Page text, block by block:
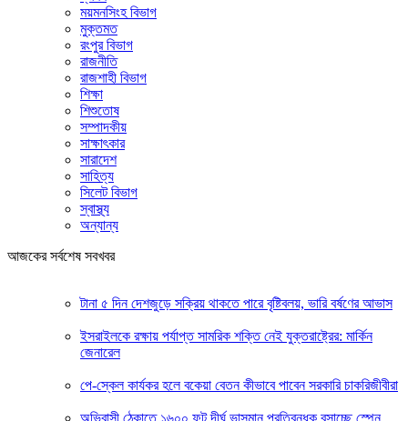
ময়মনসিংহ বিভাগ
মুক্তমত
রংপুর বিভাগ
রাজনীতি
রাজশাহী বিভাগ
শিক্ষা
শিশুতোষ
সম্পাদকীয়
সাক্ষাৎকার
সারাদেশ
সাহিত্য
সিলেট বিভাগ
স্বাস্থ্য
অন্যান্য
আজকের সর্বশেষ সবখবর
টানা ৫ দিন দেশজুড়ে সক্রিয় থাকতে পারে বৃষ্টিবলয়, ভারি বর্ষণের আভাস
ইসরাইলকে রক্ষায় পর্যাপ্ত সামরিক শক্তি নেই যুক্তরাষ্ট্রের: মার্কিন
জেনারেল
পে-স্কেল কার্যকর হলে বকেয়া বেতন কীভাবে পাবেন সরকারি চাকরিজীবীরা
অভিবাসী ঠেকাতে ১৬০০ ফুট দীর্ঘ ভাসমান প্রতিবন্ধক বসাচ্ছে স্পেন